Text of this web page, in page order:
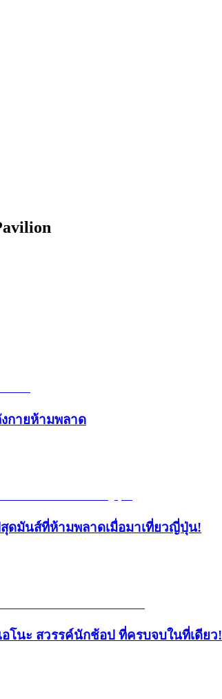
กายห้ามพลาด
ดมันส์ที่ห้ามพลาดเมื่อมาเที่ยวญี่ปุ่น!
อโนะ สวรรค์นักช้อป ที่ครบจบในที่เดียว!